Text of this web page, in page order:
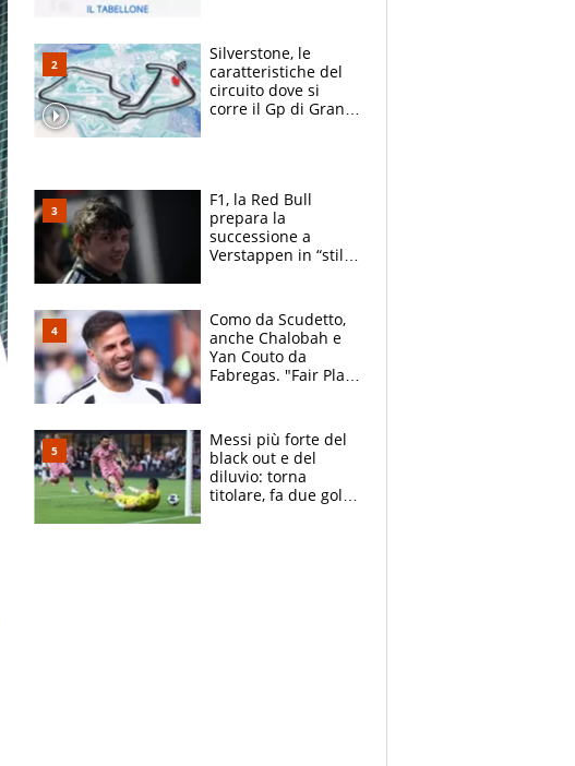
Silverstone, le
caratteristiche del
circuito dove si
corre il Gp di Gran
F1, la Red Bull
prepara la
successione a
Verstappen in “stile
attacco all’Italia
Como da Scudetto,
anche Chalobah e
Yan Couto da
Fabregas. "Fair Play
multa"
Messi più forte del
black out e del
diluvio: torna
titolare, fa due gol e